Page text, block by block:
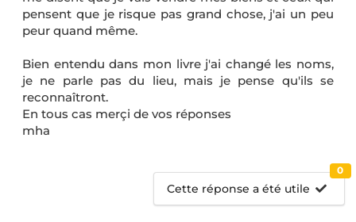
pensent que je risque pas grand chose, j'ai un peu
peur quand même.
Bien entendu dans mon livre j'ai changé les noms,
je ne parle pas du lieu, mais je pense qu'ils se
reconnaîtront.
En tous cas merçi de vos réponses
mha
Cette réponse a été utile
0